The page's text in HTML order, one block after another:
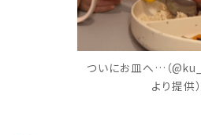
ついにお皿へ…（
より提供）